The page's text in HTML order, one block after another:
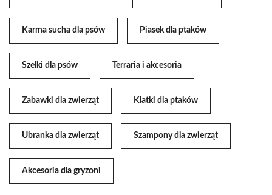
Karma sucha dla psów Piasek dla ptaków
Szelki dla psów Terraria i akcesoria
Zabawki dla zwierząt Klatki dla ptaków
Ubranka dla zwierząt Szampony dla zwierząt
Akcesoria dla gryzoni